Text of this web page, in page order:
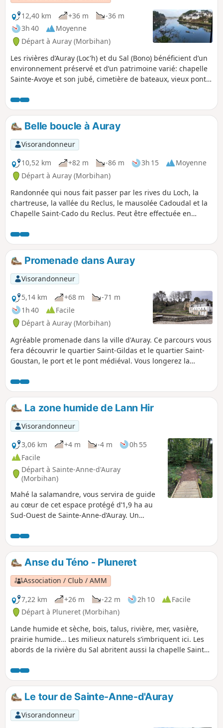
12,40 km
+36 m
-36 m
3h 40
Moyenne
Départ à Auray (Morbihan)
Les rivières d’Auray (Loc'h) et du Sal (Bono) bénéficient d’un
environnement préservé et d’un patrimoine varié: chapelle
Sainte-Avoye et son jubé, cimetière de bateaux, vieux pont
Belle boucle à Auray
Visorandonneur
10,52 km
+82 m -86 m 3h 15
Moyenne
Départ à Auray (Morbihan)
Randonnée qui nous fait passer par les rives du Loch, la
chartreuse, la vallée du Reclus, le mausolée Cadoudal et la
Chapelle Saint-Cado du Reclus. Peut être effectuée en
Promenade dans Auray
Visorandonneur
5,14 km
+68 m
-71 m
1h 40
Facile
Départ à Auray (Morbihan)
Agréable promenade dans la ville d'Auray. Ce parcours vous
fera découvrir le quartier Saint-Gildas et le quartier Saint-
Goustan, le port et le pont médiéval. Vous longerez la
château vous profiterez d'une magnifique vue sur la vieille
ville.
La zone humide de Lann Hir
Visorandonneur
3,06 km
+4 m -4 m
0h 55
Facile
Départ à Sainte-Anne-d'Auray
(Morbihan)
Mahé la salamandre, vous servira de guide
au cœur de cet espace protégé d’1,9 ha au
Sud-Ouest de Sainte-Anne-d’Auray. Un
saintannoise, parmi les landes, la saulaie,
une mosaïque de chênaies-saulaie, de
bouleaux et de pins. Un habitat propice aux
amphibiens, reptiles et oiseaux que vous
pourrez observer au détour d'un circuit
réalisé de copaux de bois et de passerelles.
Un petit coin de paradis, idéal pour une
balade familiale.
Anse du Téno - Pluneret
Association / Club / AMM
7,22 km
+26 m -22 m 2h 10
Facile
Départ à Pluneret (Morbihan)
Lande humide et sèche, bois, talus, rivière, mer, vasière,
prairie humide… Les milieux naturels s’imbriquent ici. Les
abords de la rivière du Sal abritent aussi la chapelle Sainte-
Le tour de Sainte-Anne-d'Auray
Visorandonneur